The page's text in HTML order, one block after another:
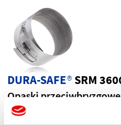
DURA-SAFE®SRM
Opaski
Pierścieniowa osłona ze stali z